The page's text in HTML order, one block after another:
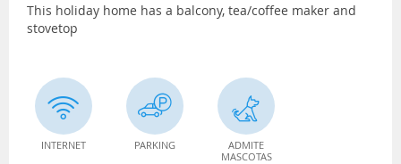
This holiday home has a balcony, tea/coffee maker and
stovetop
INTERNET PARKING
ADMITE
MASCOTAS